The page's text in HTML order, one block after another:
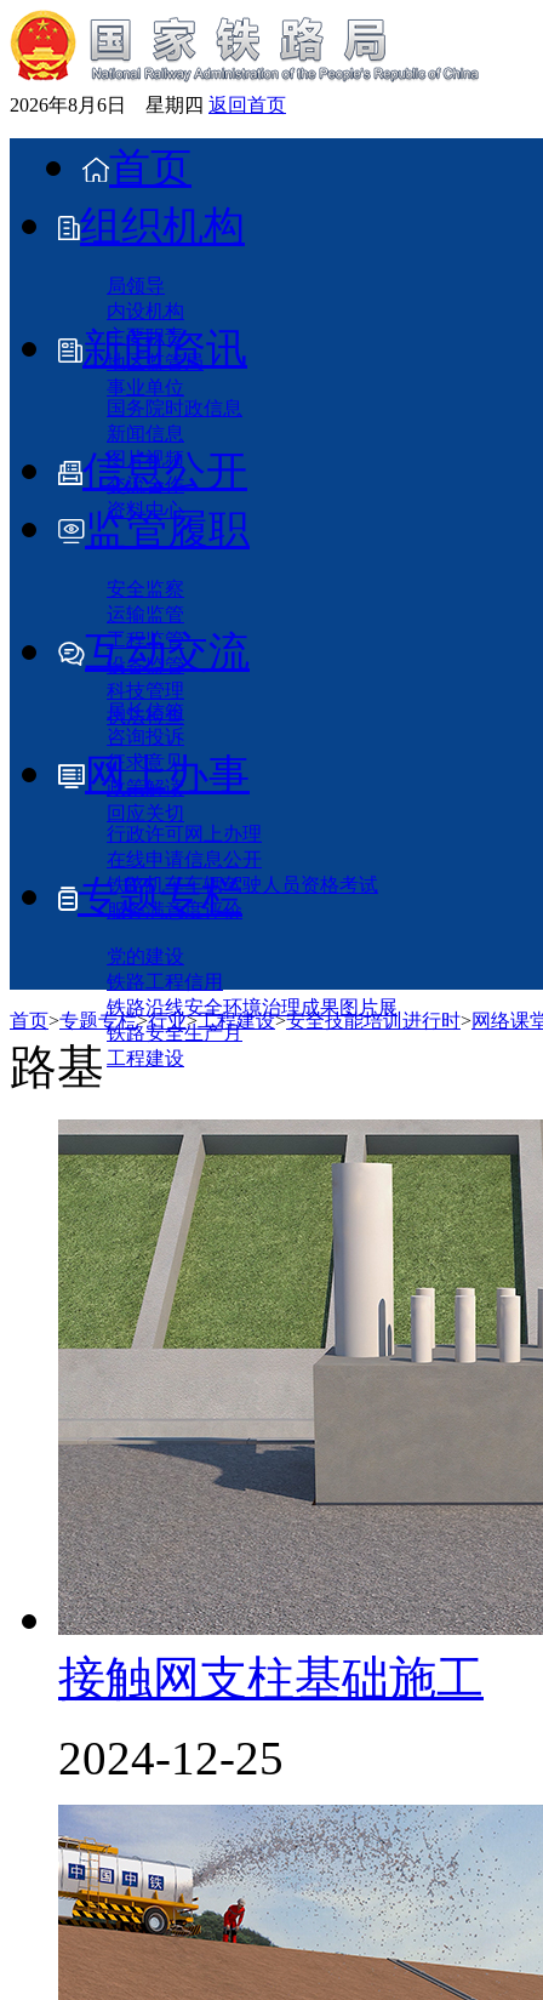
2026年8月6日 星期四 返回首页
首页
组织机构
局领导
内设机构
主要职责
地区监管局
事业单位
新闻资讯
国务院时政信息
新闻信息
图片视频
交流合作
资料中心
信息公开
监管履职
安全监察
运输监管
工程监管
设备监管
科技管理
执法检查
互动交流
局长信箱
咨询投诉
征求意见
政策解读
回应关切
网上办事
行政许可网上办理
在线申请信息公开
铁路机车车辆驾驶人员资格考试
服务满意度评价
专题专栏
党的建设
铁路工程信用
铁路沿线安全环境治理成果图片展
铁路安全生产月
工程建设
首页>专题专栏>行业>工程建设>安全技能培训进行时>网络课
路基
接触网支柱基础施工
2024-12-25